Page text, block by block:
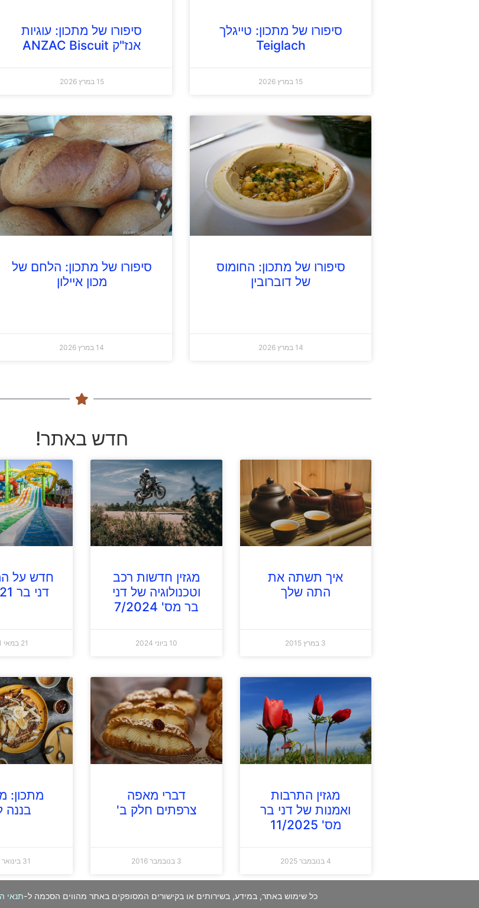
סיפורו של מתכון: טייגלך
Teiglach
15 במרץ 2026
סיפורו של מתכון: עוגיות
אנז"ק ANZAC Biscuit
15 במרץ 2026
סיפורו של מתכון: החומוס
של דוברובין
14 במרץ 2026
סיפורו של מתכון: הלחם של
מכון איילון
14 במרץ 2026
חדש באתר!
איך תשתה את
התה שלך
3 במרץ 2015
מגזין חדשות רכב
וטכנולוגיה של דני
בר מס' 7/2024
10 ביוני 2024
חדש על
דני בר 10/2021
21 במאי 2021
מגזין התרבות
ואמנות של דני בר
מס' 11/2025
4 בנובמבר 2025
דברי מאפה
צרפתים חלק ב'
3 בנובמבר 2016
מתכון:
בננה
31 בינואר 2021
כל שימוש באתר, במידע, בשירותים או בקישורים המסופקים באתר מהווים הסכמה ל-תנאי